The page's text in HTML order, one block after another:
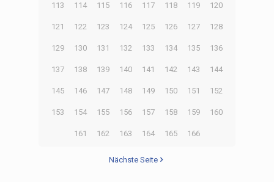
113 114 115 116 117 118 119 120
121 122 123 124 125 126 127 128
129 130 131 132 133 134 135 136
137 138 139 140 141 142 143 144
145 146 147 148 149 150 151 152
153 154 155 156 157 158 159 160
161 162 163 164 165 166
Nächste Seite